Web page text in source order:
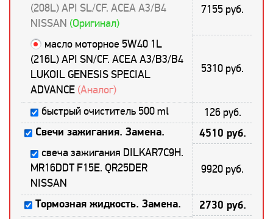
(208L) API SL/CF. ACEA A3/B4
NISSAN (Оригинал)
7155 руб.
масло моторное 5W40 1L
(216L) API SN/CF. ACEA A3/B3/B4
LUKOIL GENESIS SPECIAL
ADVANCE (Аналог)
5310 руб.
быстрый очиститель 500 ml 126 руб.
Свечи зажигания. Замена. 4510 руб.
свеча зажигания DILKAR7C9H.
MR16DDT F15E. QR25DER
NISSAN
9920 руб.
Тормозная жидкость. Замена. 2730 руб.